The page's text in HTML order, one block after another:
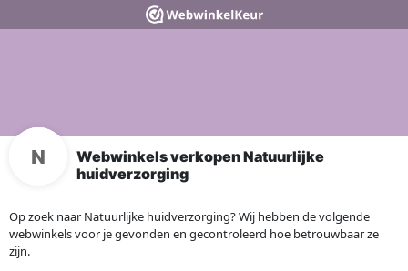
Webwinkels verkopen Natuurlijke
huidverzorging
Op zoek naar Natuurlijke huidverzorging? Wij hebben de volgende
webwinkels voor je gevonden en gecontroleerd hoe betrouwbaar ze
zijn.